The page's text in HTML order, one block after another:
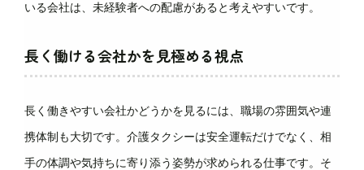
いる会社は、未経験者への配慮があると考えやすいです。
長く働ける会社かを見極める視点
長く働きやすい会社かどうかを見るには、職場の雰囲気や連
携体制も大切です。介護タクシーは安全運転だけでなく、相
手の体調や気持ちに寄り添う姿勢が求められる仕事です。そ